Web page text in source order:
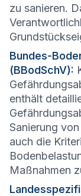
zu sanieren.
Bundes-
(BBodSchV):
enthält
Sanierung
auch die
Maßnahmen